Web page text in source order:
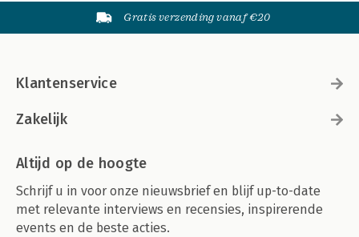
Gratis verzending vanaf €20
Klantenservice
Zakelijk
Altijd op de hoogte
Schrijf u in voor onze nieuwsbrief en blijf up-to-date
met relevante interviews en recensies, inspirerende
events en de beste acties.